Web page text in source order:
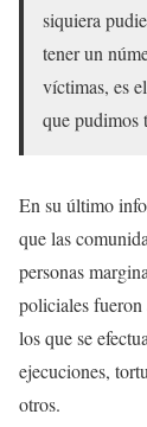
siquiera
tener un
víctimas, es
que pudimos
En su último
que las
personas
policiales fueron
los que se
ejecuciones,
otros.